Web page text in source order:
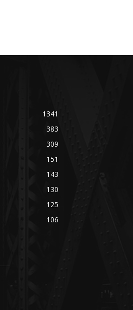
151
143
130
125
106